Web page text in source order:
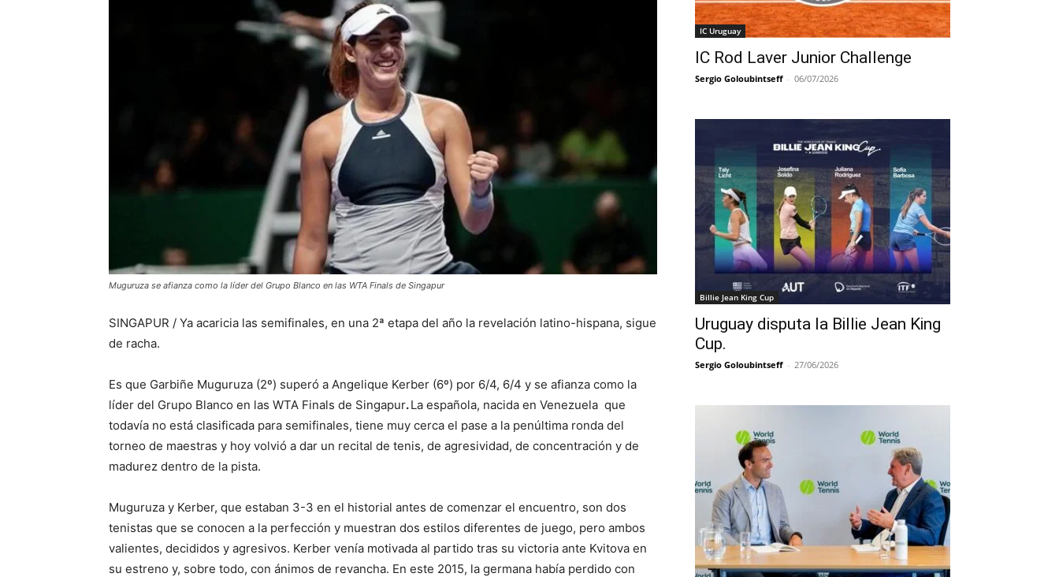
Muguruza se afianza como la líder del Grupo Blanco en las WTA Finals de Singapur
SINGAPUR / Ya acaricia las semifinales, en una 2ª etapa del año la revelación latino-hispana, sigue
de racha.
Es que Garbiñe Muguruza (2º) superó a Angelique Kerber (6º) por 6/4, 6/4 y se afianza como la
líder del Grupo Blanco en las WTA Finals de Singapur.La española, nacida en Venezuela que
todavía no está clasificada para semifinales, tiene muy cerca el pase a la penúltima ronda del
torneo de maestras y hoy volvió a dar un recital de tenis, de agresividad, de concentración y de
madurez dentro de la pista.
Muguruza y Kerber, que estaban 3-3 en el historial antes de comenzar el encuentro, son dos
tenistas que se conocen a la perfección y muestran dos estilos diferentes de juego, pero ambos
valientes, decididos y agresivos. Kerber venía motivada al partido tras su victoria ante Kvitova en
su estreno y, sobre todo, con ánimos de revancha. En este 2015, la germana había perdido con
IC Uruguay
IC Rod Laver Junior Challenge
Sergio Goloubintseff - 06/07/2026
Billie Jean King Cup
Uruguay disputa la Billie Jean King
Cup.
Sergio Goloubintseff - 27/06/2026